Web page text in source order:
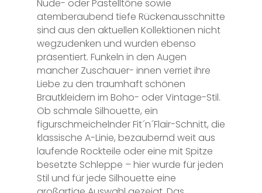
Nude- oder Pastelltöne sowie
atemberaubend tiefe Rückenausschnitte
sind aus den aktuellen Kollektionen nicht
wegzudenken und wurden ebenso
präsentiert. Funkeln in den Augen
mancher Zuschauer- innen verriet ihre
Liebe zu den traumhaft schönen
Brautkleidern im Boho- oder Vintage-Stil.
Ob schmale Silhouette, ein
figurschmeichelnder Fit´n´Flair-Schnitt, die
klassische A-Linie, bezaubernd weit aus
laufende Rockteile oder eine mit Spitze
besetzte Schleppe – hier wurde für jeden
Stil und für jede Silhouette eine